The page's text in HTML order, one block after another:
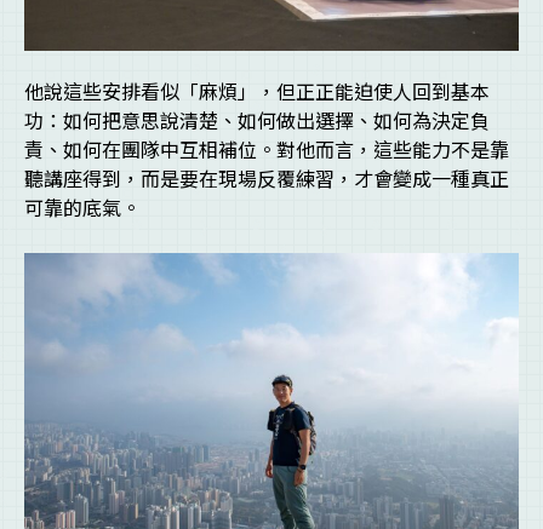
他說這些安排看似「麻煩」，但正正能迫使人回到基本
功：如何把意思說清楚、如何做出選擇、如何為決定負
責、如何在團隊中互相補位。對他而言，這些能力不是靠
聽講座得到，而是要在現場反覆練習，才會變成一種真正
可靠的底氣。